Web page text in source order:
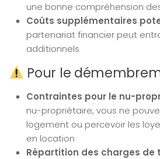
une bonne compréhension
Coûts supplémentaires
partenariat financier peut
additionnels
Pour le
Contraintes pour le nu-
nu-propriétaire, vous ne
logement ou percevoir les
en location
Répartition des charges de